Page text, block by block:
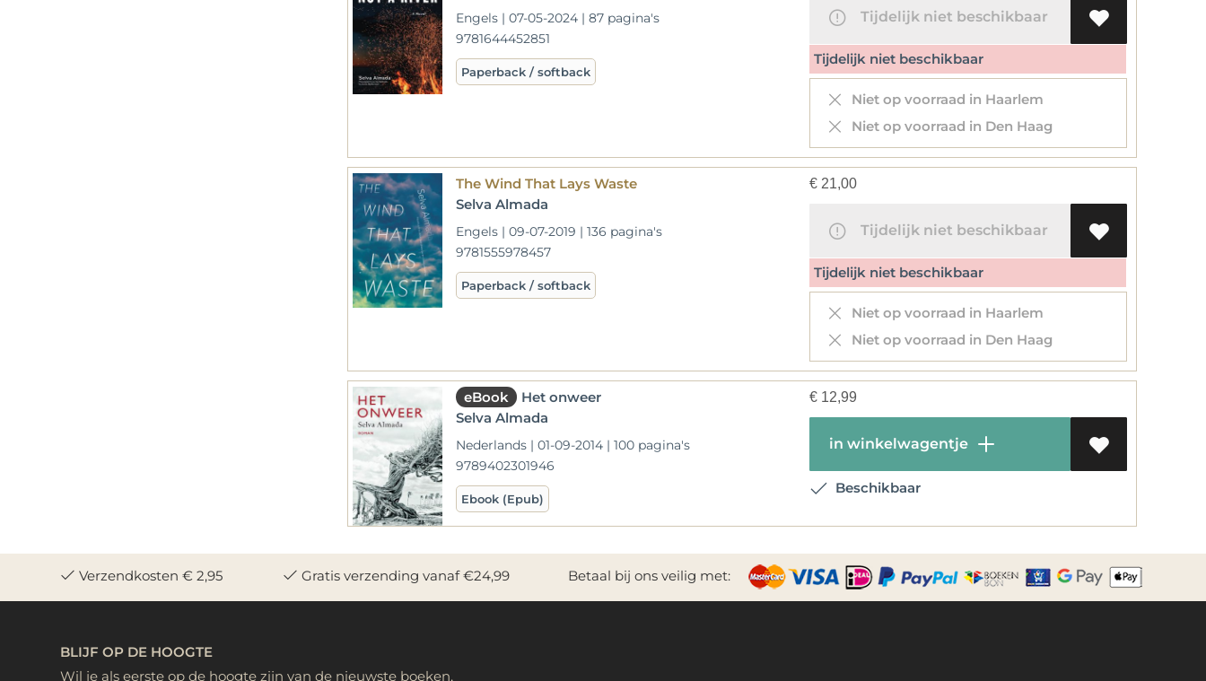
Engels | 07-05-2024 | 87 pagina's
9781644452851
Paperback / softback
Tijdelijk niet beschikbaar
Tijdelijk niet beschikbaar
Niet op voorraad in Haarlem
Niet op voorraad in Den Haag
The Wind That Lays Waste
Selva Almada
Engels | 09-07-2019 | 136 pagina's
9781555978457
Paperback / softback
€ 21,00
Tijdelijk niet beschikbaar
Tijdelijk niet beschikbaar
Niet op voorraad in Haarlem
Niet op voorraad in Den Haag
eBook
Het onweer
Selva Almada
Nederlands | 01-09-2014 | 100 pagina's
9789402301946
Ebook (Epub)
€ 12,99
in winkelwagentje
Beschikbaar
Verzendkosten € 2,95 Gratis verzending vanaf €24,99 Betaal bij ons veilig met:
BLIJF OP DE HOOGTE
Wil je als eerste op de hoogte zijn van de nieuwste boeken,